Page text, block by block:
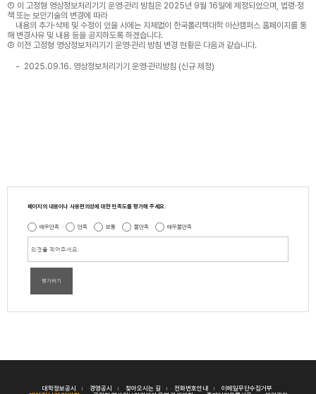
① 이 고정형 영상정보처리기기 운영·관리 방침은 2025년 9월 16일에 제정되었으며, 법령·정
책 또는 보안기술의 변경에 따라
내용의 추가·삭제 및 수정이 있을 시에는 지체없이 한국폴리텍대학 아산캠퍼스 홈페이지를 통
해 변경사유 및 내용 등을 공지하도록 하겠습니다.
② 이전 고정형 영상정보처리기기 운영·관리 방침 변경 현황은 다음과 같습니다.
2025.09.16. 영상정보처리기기 운영·관리방침 (신규 제정)
페이지의 내용이나 사용편의성에 대한 만족도를 평가해 주세요.
매우만족 만족 보통 불만족 매우불만족
평가하기
대학정보공시 경영공시 찾아오시는 길 전화번호안내 이메일무단수집거부